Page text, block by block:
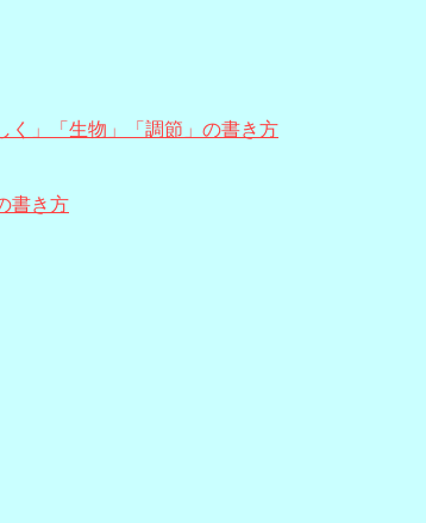
」「生物」「調節」の書き方
書き方